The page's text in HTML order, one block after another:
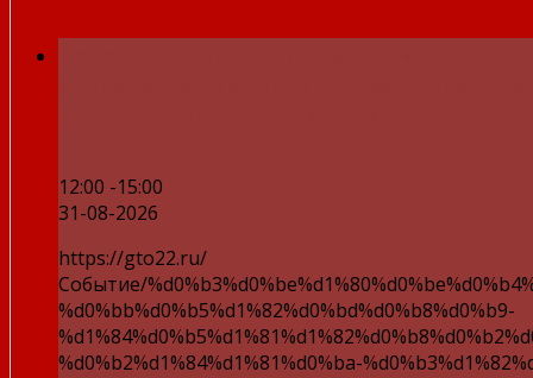
12:00 -15:00
31-08-2026
https://gto22.ru/
Событие/
%d0%bb%d0%b5%d1%82%d0%bd%d0%b8%d0%b9-
%d0%b2%d1%84%d1%81%d0%ba-